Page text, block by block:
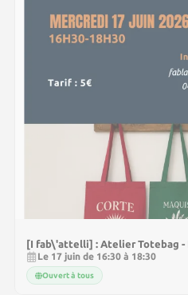
[I fab\'attelli] : Atelier Totebag
Le 17 juin de 16:30 à 18:30
Ouvert à tous